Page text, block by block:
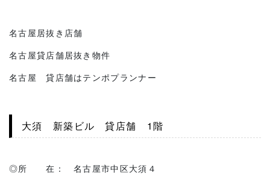
名古屋居抜き店舗
名古屋貸店舗居抜き物件
名古屋 貸店舗はテンポプランナー
大須 新築ビル 貸店舗 1階
◎所 在： 名古屋市中区大須４